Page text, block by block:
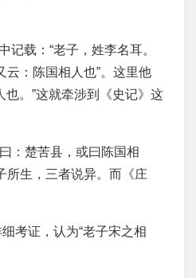
载：“老子，姓李名耳。
：陈国相人也”。这里他
也。”这就牵涉到《史记》这
：楚苦县，或曰陈国相
所生，三者说异。而《庄
考证，认为“老子宋之相